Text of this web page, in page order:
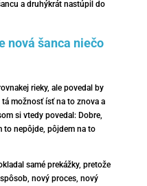
a druhýkrát nastúpil do
nová šanca niečo
rieky, ale povedal by
tá možnosť ísť na to znova a
si vtedy povedal: Dobre,
to nepôjde, pôjdem na to
samé prekážky, pretože
nový proces, nový